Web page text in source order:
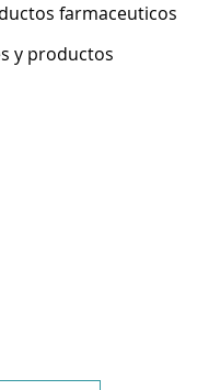
farmaceuticos
y productos